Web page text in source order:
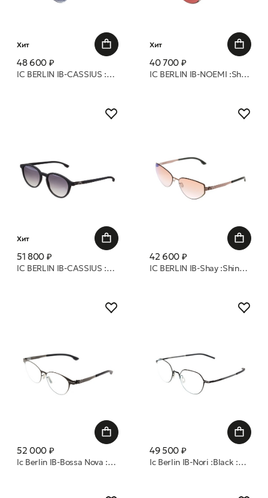
Хит
48 600 ₽
IC BERLIN IB-CASSIUS :Deep Ocean :Graphite Grey :Mittwoch Long 52 очки с/з
Хит
40 700 ₽
IC BERLIN IB-NOEMI :Shiny-Graphite :Dark Red 54 очки с/з
Хит
51 800 ₽
IC BERLIN IB-CASSIUS :Black Matt :Gun-Metal :Black to Grey Mittwoch Lon 52 очки с/з
42 600 ₽
IC BERLIN IB-Shay :Shiny Copper :Dark-Green :Apricot Fade :Donnersta очки с/з
52 000 ₽
Ic Berlin IB-Bossa Nova :Gun-Metal :Black :RX-Clear :Donnerstag оправа
49 500 ₽
Ic Berlin IB-Nori :Black :RX-Clear :Flex оправа